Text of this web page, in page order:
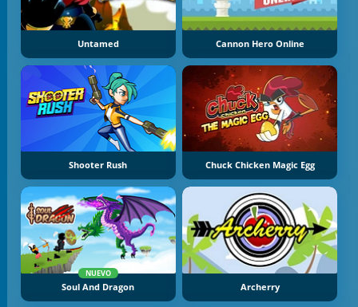
Untamed Cannon Hero Online
Shooter Rush Chuck Chicken Magic Egg
NUEVO
Soul And Dragon Archerry